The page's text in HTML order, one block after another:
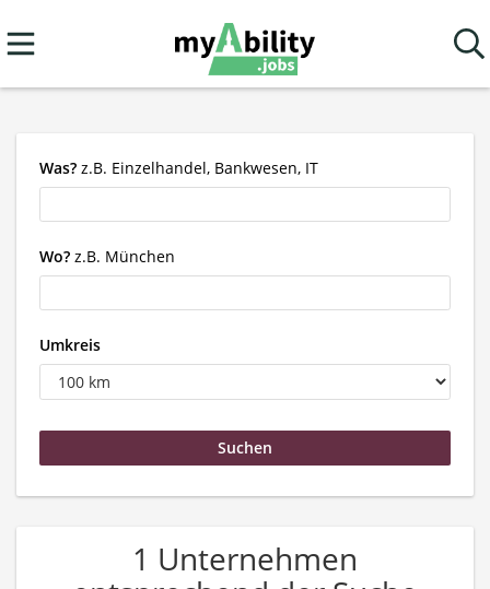
Was? z.B. Einzelhandel, Bankwesen, IT
Wo? z.B. München
Umkreis
1 Unternehmen